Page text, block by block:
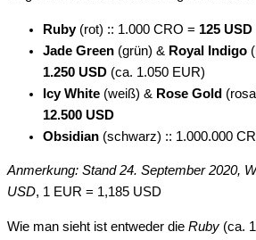
Ruby(rot) :: 1.000 CRO = 125 USD
Jade Green (grün) & Royal Indigo
1.250 USD (ca. 1.050 EUR)
Icy White (weiß) & Rose Gold
12.500 USD
Obsidian (schwarz) :: 1.000.000
Anmerkung: Stand 24. September 2020,
USD, 1 EUR = 1,185 USD
Wie man sieht ist entweder die Ruby (ca.